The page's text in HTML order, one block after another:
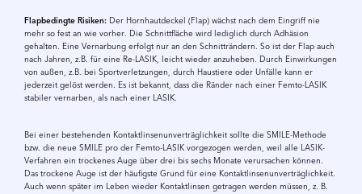
Flapbedingte Risiken: Der Hornhautdeckel (Flap) wächst nach dem Eingriff nie
mehr so fest an wie vorher. Die Schnittfläche wird lediglich durch Adhäsion
gehalten. Eine Vernarbung erfolgt nur an den Schnitträndern. So ist der Flap auch
nach Jahren, z.B. für eine Re-LASIK, leicht wieder anzuheben. Durch Einwirkungen
von außen, z.B. bei Sport­verletzungen, durch Haustiere oder Unfälle kann er
jederzeit gelöst werden. Es ist bekannt, dass die Ränder nach einer Femto-LASIK
stabiler vernarben, als nach einer LASIK.
Bei einer bestehenden Kontaktlinsenun­verträglichkeit sollte die SMILE-Methode
bzw. die neue SMILE pro der Femto-LASIK vorgezogen werden, weil alle LASIK-
Verfahren ein trockenes Auge über drei bis sechs Monate verursachen können.
Das trockene Auge ist der häufigste Grund für eine Kontaktlinsenunverträglichkeit.
Auch wenn später im Leben wieder Kontaktlinsen getragen werden müssen, z. B.